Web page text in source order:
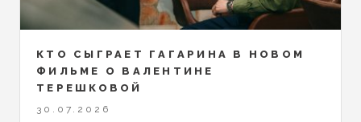
КТО СЫГРАЕТ ГАГАРИНА В НОВОМ
ФИЛЬМЕ О ВАЛЕНТИНЕ
ТЕРЕШКОВОЙ
30.07.2026